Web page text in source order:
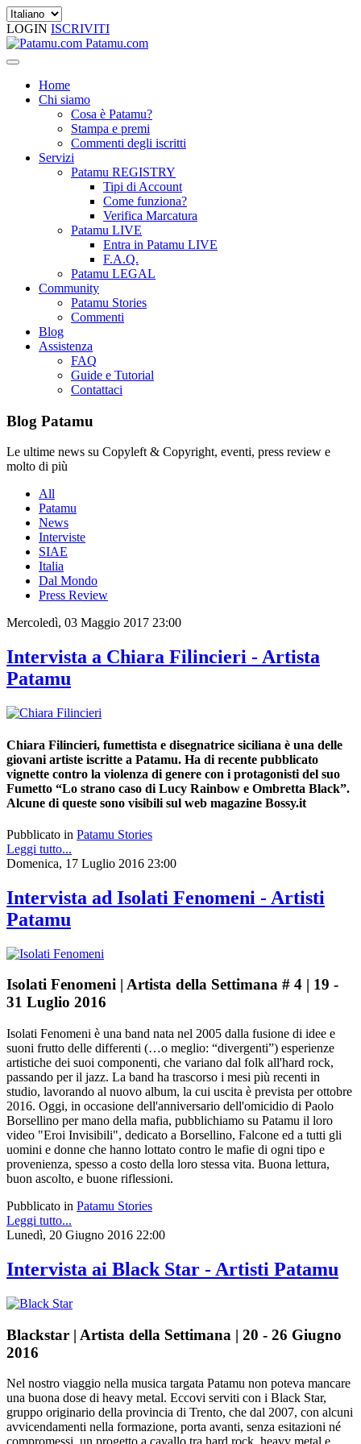
LOGIN ISCRIVITI
Patamu.com
Home
Chi siamo
Cosa è Patamu?
Stampa e premi
Commenti degli iscritti
Servizi
Patamu REGISTRY
Tipi di Account
Come funziona?
Verifica Marcatura
Patamu LIVE
Entra in Patamu LIVE
F.A.Q.
Patamu LEGAL
Community
Patamu Stories
Commenti
Blog
Assistenza
FAQ
Guide e Tutorial
Contattaci
Blog Patamu
Le ultime news su Copyleft & Copyright, eventi, press review e
molto di più
All
Patamu
News
Interviste
SIAE
Italia
Dal Mondo
Press Review
Mercoledì, 03 Maggio 2017 23:00
Intervista a Chiara Filincieri - Artista
Patamu
Chiara Filincieri, fumettista e disegnatrice siciliana è una delle
giovani artiste iscritte a Patamu. Ha di recente pubblicato
vignette contro la violenza di genere con i protagonisti del suo
Fumetto “Lo strano caso di Lucy Rainbow e Ombretta Black”.
Alcune di queste sono visibili sul web magazine Bossy.it
Pubblicato in Patamu Stories
Leggi tutto...
Domenica, 17 Luglio 2016 23:00
Intervista ad Isolati Fenomeni - Artisti
Patamu
Isolati Fenomeni | Artista della Settimana # 4 | 19 -
31 Luglio 2016
Isolati Fenomeni è una band nata nel 2005 dalla fusione di idee e
suoni frutto delle differenti (…o meglio: “divergenti”) esperienze
artistiche dei suoi componenti, che variano dal folk all'hard rock,
passando per il jazz. La band ha trascorso i mesi più recenti in
studio, lavorando al nuovo album, la cui uscita è prevista per ottobre
2016. Oggi, in occasione dell'anniversario dell'omicidio di Paolo
Borsellino per mano della mafia, pubblichiamo su Patamu il loro
video "Eroi Invisibili", dedicato a Borsellino, Falcone ed a tutti gli
uomini e donne che hanno lottato contro le mafie di ogni tipo e
provenienza, spesso a costo della loro stessa vita. Buona lettura,
buon ascolto, e buone riflessioni.
Pubblicato in Patamu Stories
Leggi tutto...
Lunedì, 20 Giugno 2016 22:00
Intervista ai Black Star - Artisti Patamu
Blackstar | Artista della Settimana | 20 - 26 Giugno
2016
Nel nostro viaggio nella musica targata Patamu non poteva mancare
una buona dose di heavy metal. Eccovi serviti con i Black Star,
gruppo originario della provincia di Trento, che dal 2007, con alcuni
avvicendamenti nella formazione, porta avanti, senza esitazioni né